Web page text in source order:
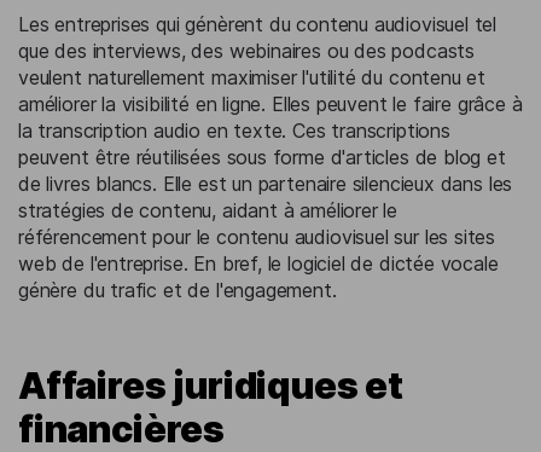
Les entreprises qui génèrent du contenu audiovisuel tel
que des interviews, des webinaires ou des podcasts
veulent naturellement maximiser l'utilité du contenu et
améliorer la visibilité en ligne. Elles peuvent le faire grâce à
la transcription audio en texte. Ces transcriptions
peuvent être réutilisées sous forme d'articles de blog et
de livres blancs. Elle est un partenaire silencieux dans les
stratégies de contenu, aidant à améliorer le
référencement pour le contenu audiovisuel sur les sites
web de l'entreprise. En bref, le logiciel de dictée vocale
génère du trafic et de l'engagement.
Affaires juridiques et
financières